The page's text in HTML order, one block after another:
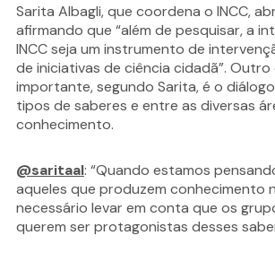
Sarita Albagli, que coordena o INCC,
afirmando que “além de pesquisar, a
INCC seja um instrumento de
de iniciativas de ciência cidadã”.
importante, segundo Sarita, é o
tipos de saberes e entre as diversas
conhecimento.
@saritaal: “Quando estamos
aqueles que produzem conhecimento
necessário levar em conta que os
querem ser protagonistas desses